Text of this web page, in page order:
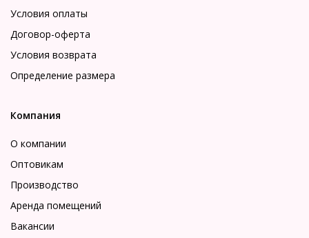
Условия оплаты
Договор-оферта
Условия возврата
Определение размера
Компания
О компании
Оптовикам
Производство
Аренда помещений
Вакансии